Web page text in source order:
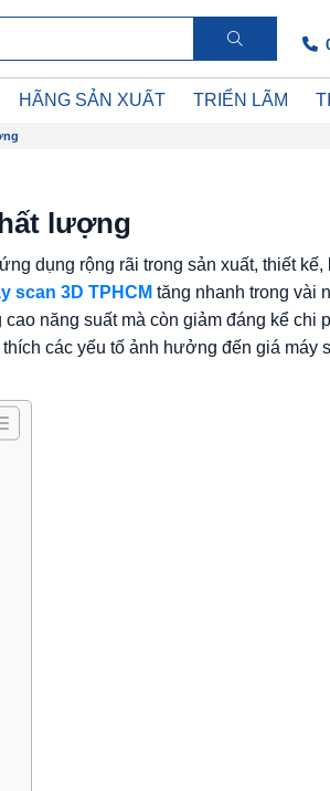
HÃNG SẢN XUẤT TRIỂN LÃM
lượng
dụng rộng rãi trong sản xuất, thiết kế,
scan 3D TPHCM tăng nhanh trong vài
năng suất mà còn giảm đáng kể chi
các yếu tố ảnh hưởng đến giá máy